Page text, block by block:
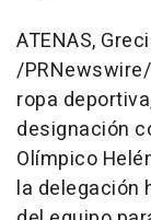
ATENAS,
/
ropa
designación
Olímpico
la delegación